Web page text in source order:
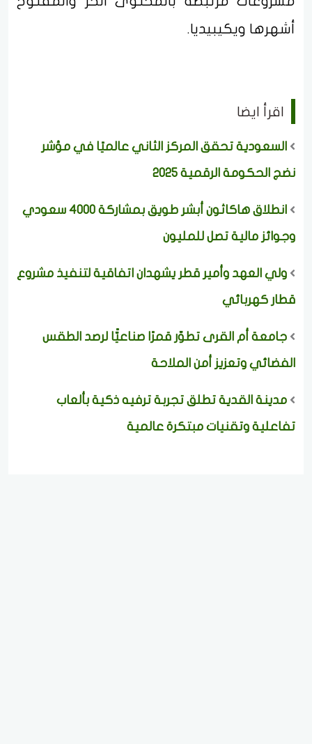
أشهرها ويكيبيديا.
اقرأ ايضا
السعودية تحقق المركز الثاني عالميًا في مؤشر
نضج الحكومة الرقمية 2025
انطلاق هاكاثون أبشر طويق بمشاركة 4000 سعودي
وجوائز مالية تصل للمليون
ولي العهد وأمير قطر يشهدان اتفاقية لتنفيذ مشروع
قطار كهربائي
جامعة أم القرى تطوّر قمرًا صناعيًّا لرصد الطقس
الفضائي وتعزيز أمن الملاحة
مدينة القدية تطلق تجربة ترفيه ذكية بألعاب
تفاعلية وتقنيات مبتكرة عالمية